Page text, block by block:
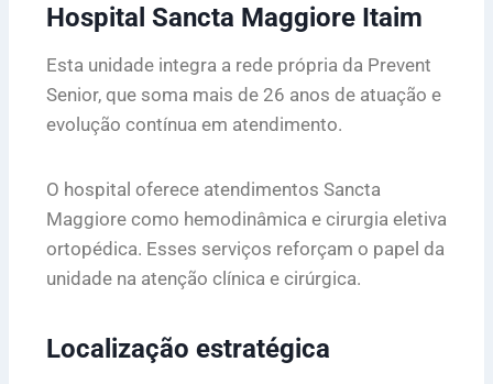
Hospital Sancta Maggiore Itaim
Esta unidade integra a rede própria da Prevent
Senior, que soma mais de 26 anos de atuação e
evolução contínua em atendimento.
O hospital oferece atendimentos Sancta
Maggiore como hemodinâmica e cirurgia eletiva
ortopédica. Esses serviços reforçam o papel da
unidade na atenção clínica e cirúrgica.
Localização estratégica